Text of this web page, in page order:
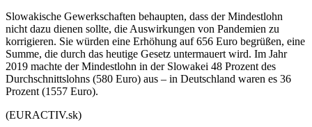
Slowakische Gewerkschaften behaupten, dass der Mindestlohn
nicht dazu dienen sollte, die Auswirkungen von Pandemien zu
korrigieren. Sie würden eine Erhöhung auf 656 Euro begrüßen, eine
Summe, die durch das heutige Gesetz untermauert wird. Im Jahr
2019 machte der Mindestlohn in der Slowakei 48 Prozent des
Durchschnittslohns (580 Euro) aus – in Deutschland waren es 36
Prozent (1557 Euro).
(EURACTIV.sk)